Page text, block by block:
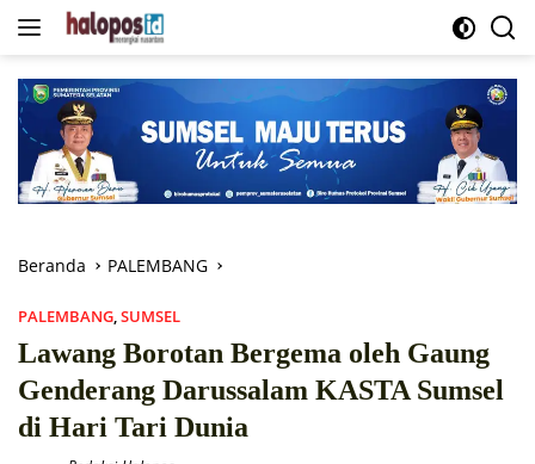
Langsung
Beranda PALEMBANG
PALEMBANG SUMSEL
Lawang Borotan Bergema oleh Gaung
Genderang Darussalam KASTA Sumsel
di Hari Tari Dunia